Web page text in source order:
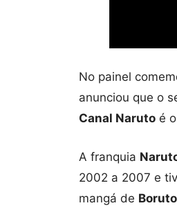
No painel
anunciou que o
Canal Naruto é
A franquia
2002 a 2007 e
mangá de Boruto